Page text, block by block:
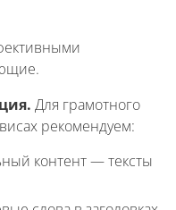
Для грамотного
рекомендуем:
контент — тексты